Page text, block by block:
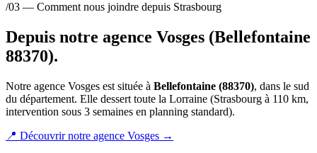
/03 — Comment nous joindre depuis Strasbourg
Depuis notre agence Vosges (Bellefontaine
88370).
Notre agence Vosges est située à Bellefontaine (88370), dans le sud
du département. Elle dessert toute la Lorraine (Strasbourg à 110 km,
intervention sous 3 semaines en planning standard).
📍 Découvrir notre agence Vosges →